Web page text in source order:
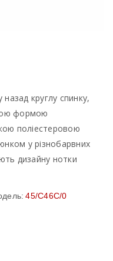
назад круглу спинку,
формою
поліестеровою
у різнобарвних
дизайну нотки
45/C46C/0